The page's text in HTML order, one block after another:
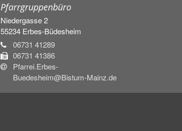
Pfarrgruppenbüro
Niedergasse 2
55234 Erbes-Büdesheim
06731 41289
06731 41386
Pfarrei.Erbes-
Buedesheim@Bistum-Mainz.de